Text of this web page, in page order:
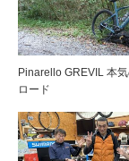
Pinarello GREVIL 本
ロード